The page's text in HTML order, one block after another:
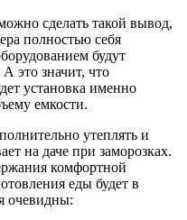
сделать такой вывод,
полностью себя
будут
А это значит, что
установка именно
емкости.
утеплять и
на даче при заморозках.
комфортной
еды будет в
очевидны: